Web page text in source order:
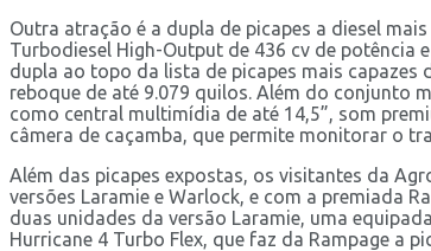
Outra atração é a dupla de picapes a diesel
Turbodiesel High-Output de 436 cv de potência
dupla ao topo da lista de picapes mais capazes
reboque de até 9.079 quilos. Além do conjunto
como central multimídia de até 14,5”, som
câmera de caçamba, que permite monitorar o
Além das picapes expostas, os visitantes da
versões Laramie e Warlock, e com a premiada
duas unidades da versão Laramie, uma
Hurricane 4 Turbo Flex, que faz da Rampage a